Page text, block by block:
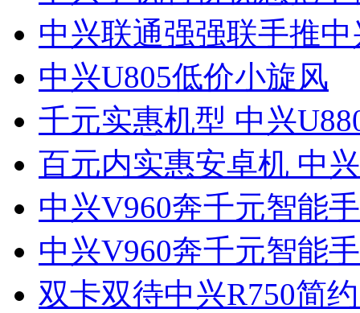
中兴联通强强联手推中
中兴U805低价小旋风
千元实惠机型 中兴
百元内实惠安卓机 中
中兴V960奔千元智能
中兴V960奔千元智能
双卡双待中兴R750简